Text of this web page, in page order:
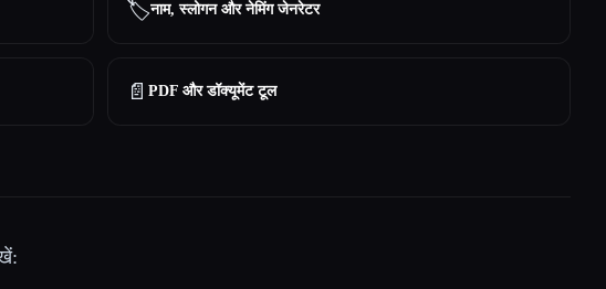
🏷️नाम, स्लोगन और नेमिंग जेनरेटर
📄PDF और डॉक्यूमेंट टूल